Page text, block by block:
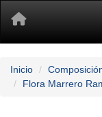
Inicio
Flora Marrero